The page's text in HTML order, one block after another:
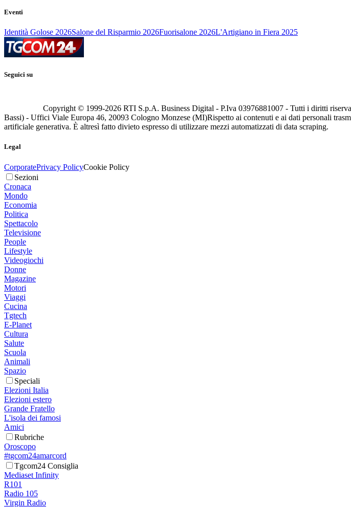
Eventi
Identità Golose 2026Salone del Risparmio 2026Fuorisalone 2026L'Artigiano in Fiera 2025
Seguici su
Copyright © 1999-2026 RTI S.p.A. Business Digital - P.Iva 03976881007 - Tutti i diritti
Bassi) - Uffici Viale Europa 46, 20093 Cologno Monzese (MI)Rispetto ai contenuti e ai dati personali
artificiale generativa. È altresì fatto divieto espresso di utilizzare mezzi automatizzati di data scraping.
Legal
CorporatePrivacy PolicyCookie Policy
Sezioni
Cronaca
Mondo
Economia
Politica
Spettacolo
Televisione
People
Lifestyle
Videogiochi
Donne
Magazine
Motori
Viaggi
Cucina
Tgtech
E-Planet
Cultura
Salute
Scuola
Animali
Spazio
Speciali
Elezioni Italia
Elezioni estero
Grande Fratello
L'isola dei famosi
Amici
Rubriche
Oroscopo
#tgcom24amarcord
Tgcom24 Consiglia
Mediaset Infinity
R101
Radio 105
Virgin Radio